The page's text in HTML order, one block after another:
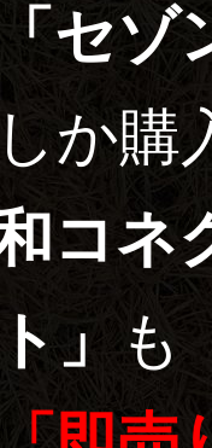
セゾン 資産形成の
しか購
コネ
」も